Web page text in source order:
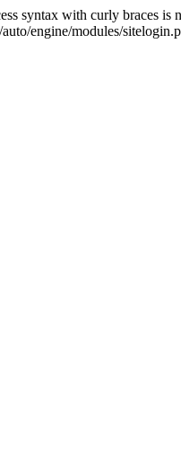
syntax with curly braces is
engine/modules/